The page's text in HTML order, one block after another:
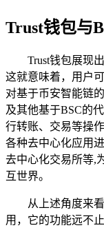
Trust钱包与
Trust钱包展现
这就意味着，用户
对基于币安智能链
及其他基于BSC的
行转账、交易等操
各种去中心化应用
去中心化交易所等,
互世界。
从上述角度来
用，它的功能远不